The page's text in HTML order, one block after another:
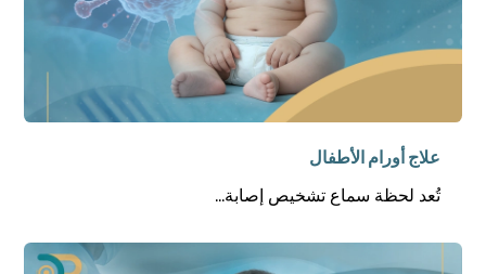
علاج أورام الأطفال
تُعد لحظة سماع تشخيص إصابة...